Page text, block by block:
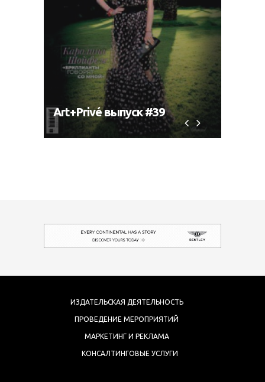
Art+Privé выпуск #39
ИЗДАТЕЛЬСКАЯ ДЕЯТЕЛЬНОСТЬ
ПРОВЕДЕНИЕ МЕРОПРИЯТИЙ
МАРКЕТИНГ И РЕКЛАМА
КОНСАЛТИНГОВЫЕ УСЛУГИ